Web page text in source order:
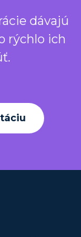
dávajú
rýchlo ich